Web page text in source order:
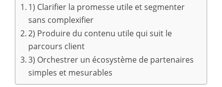
1) Clarifier la promesse utile et segmenter
sans complexifier
2) Produire du contenu utile qui suit le
parcours client
3) Orchestrer un écosystème de partenaires
simples et mesurables